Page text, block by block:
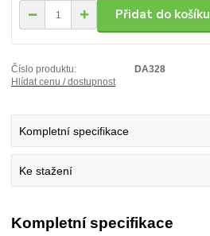
Přidat do košíku
Číslo produktu:
DA328
Hlídat cenu / dostupnost
Kompletní specifikace
Ke stažení
Kompletní specifikace